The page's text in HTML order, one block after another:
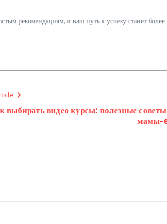
рекомендациям, и ваш путь к успеху станет
выбирать видео курсы: полезные советы
мамы-